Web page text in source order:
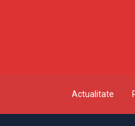
Actualitate